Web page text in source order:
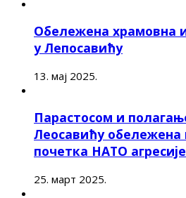
Обележена храмовна
у Лепосавићу
13. мај 2025.
Парастосом и
Леосавићу
почетка НАТО агресије
25. март 2025.